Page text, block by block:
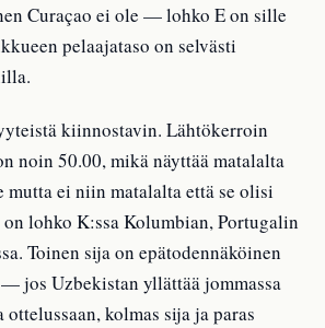
Curaçao ei ole — lohko E on sille
pelaajataso on selvästi
kiinnostavin. Lähtökerroin
noin 50.00, mikä näyttää matalalta
ei niin matalalta että se olisi
lohko K:ssa Kolumbian, Portugalin
Toinen sija on epätodennäköinen
jos Uzbekistan yllättää jommassa
ottelussaan, kolmas sija ja paras